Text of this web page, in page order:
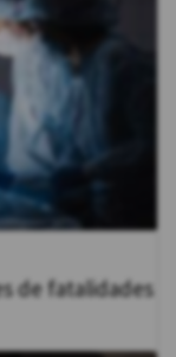
de fatalidades